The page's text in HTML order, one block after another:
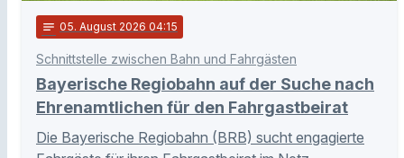
notes 05. August 2026 04:15
Schnittstelle zwischen Bahn und Fahrgästen
Bayerische Regiobahn auf der Suche nach
Ehrenamtlichen für den Fahrgastbeirat
Die Bayerische Regiobahn (BRB) sucht engagierte